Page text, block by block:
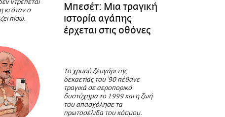
ντρέπεται
κι όταν ο
πίσω.
Μπεσέτ: Μια τραγική
ιστορία αγάπης
έρχεται στις οθόνες
Το χρυσό ζευγάρι της
δεκαετίας του '90 πέθανε
τραγικά σε αεροπορικό
δυστύχημα το 1999 και η ζωή
του απασχόλησε τα
πρωτοσέλιδα του κόσμου.